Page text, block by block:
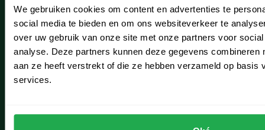
We gebruiken cookies om content en advertenties te
social media te bieden en om ons websiteverkeer te
over uw gebruik van onze site met onze partners voor
analyse. Deze partners kunnen deze gegevens combineren
aan ze heeft verstrekt of die ze hebben verzameld op basis
services.
Leiderdorp
Lisse
Noordwijk
Oegstgeest